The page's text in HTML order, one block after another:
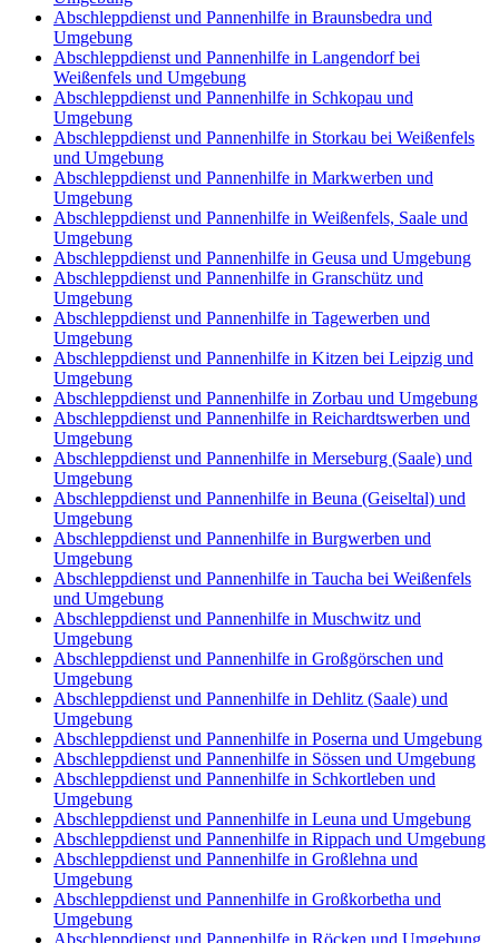
Abschleppdienst und Pannenhilfe in Braunsbedra und
Umgebung
Abschleppdienst und Pannenhilfe in Langendorf bei
Weißenfels und Umgebung
Abschleppdienst und Pannenhilfe in Schkopau und
Umgebung
Abschleppdienst und Pannenhilfe in Storkau bei Weißenfels
und Umgebung
Abschleppdienst und Pannenhilfe in Markwerben und
Umgebung
Abschleppdienst und Pannenhilfe in Weißenfels, Saale und
Umgebung
Abschleppdienst und Pannenhilfe in Geusa und Umgebung
Abschleppdienst und Pannenhilfe in Granschütz und
Umgebung
Abschleppdienst und Pannenhilfe in Tagewerben und
Umgebung
Abschleppdienst und Pannenhilfe in Kitzen bei Leipzig und
Umgebung
Abschleppdienst und Pannenhilfe in Zorbau und Umgebung
Abschleppdienst und Pannenhilfe in Reichardtswerben und
Umgebung
Abschleppdienst und Pannenhilfe in Merseburg (Saale) und
Umgebung
Abschleppdienst und Pannenhilfe in Beuna (Geiseltal) und
Umgebung
Abschleppdienst und Pannenhilfe in Burgwerben und
Umgebung
Abschleppdienst und Pannenhilfe in Taucha bei Weißenfels
und Umgebung
Abschleppdienst und Pannenhilfe in Muschwitz und
Umgebung
Abschleppdienst und Pannenhilfe in Großgörschen und
Umgebung
Abschleppdienst und Pannenhilfe in Dehlitz (Saale) und
Umgebung
Abschleppdienst und Pannenhilfe in Poserna und Umgebung
Abschleppdienst und Pannenhilfe in Sössen und Umgebung
Abschleppdienst und Pannenhilfe in Schkortleben und
Umgebung
Abschleppdienst und Pannenhilfe in Leuna und Umgebung
Abschleppdienst und Pannenhilfe in Rippach und Umgebung
Abschleppdienst und Pannenhilfe in Großlehna und
Umgebung
Abschleppdienst und Pannenhilfe in Großkorbetha und
Umgebung
Abschleppdienst und Pannenhilfe in Röcken und Umgebung